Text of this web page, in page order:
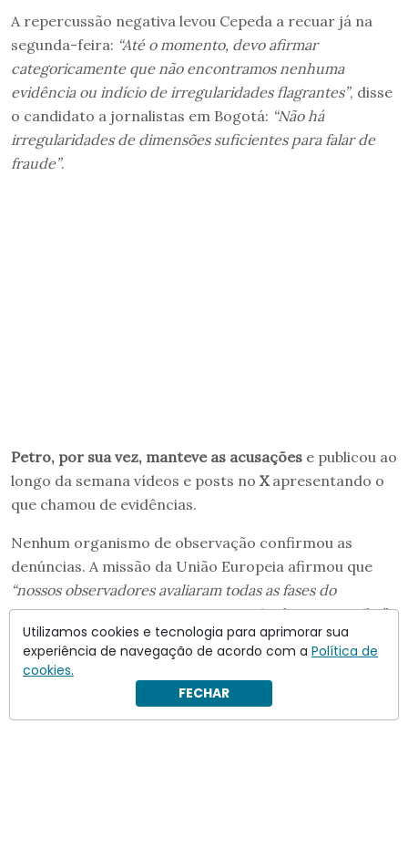
A repercussão negativa levou Cepeda a recuar já na
segunda-feira: “Até o momento, devo afirmar
categoricamente que não encontramos nenhuma
evidência ou indício de irregularidades flagrantes”, disse
o candidato a jornalistas em Bogotá: “Não há
irregularidades de dimensões suficientes para falar de
fraude”.
Petro, por sua vez, manteve as acusações e publicou ao
longo da semana vídeos e posts no Xapresentando o
que chamou de evidências.
Nenhum organismo de observação confirmou as
denúncias. A missão da União Europeia afirmou que
“nossos observadores avaliaram todas as fases do
processo como transparentes, organizadas e tranquilas”.
A avaliação foi endossada pela OEA, pelo Centro
Carter e pela Missão de Observação Eleitoral da
Utilizamos cookies e tecnologia para aprimorar sua
experiência de navegação de acordo com a Política de
cookies.
FECHAR